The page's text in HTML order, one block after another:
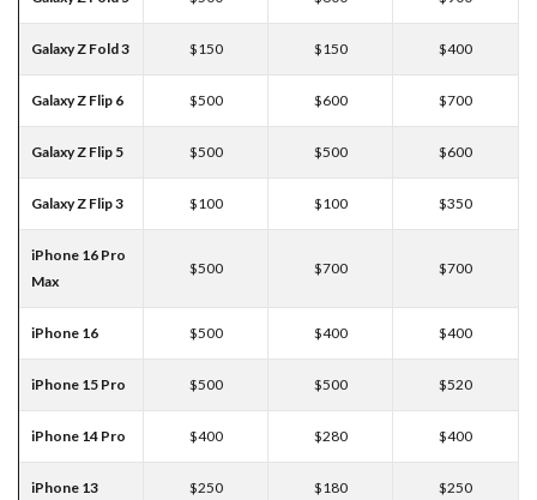
Galaxy Z Fold 3 $150 $150 $400
Galaxy Z Flip 6 $500 $600 $700
Galaxy Z Flip 5 $500 $500 $600
Galaxy Z Flip 3 $100 $100 $350
iPhone 16 Pro
Max
$500 $700 $700
iPhone 16 $500 $400 $400
iPhone 15 Pro $500 $500 $520
iPhone 14 Pro $400 $280 $400
iPhone 13 $250 $180 $250